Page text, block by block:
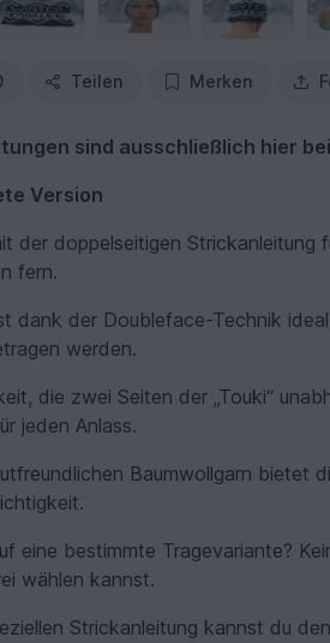
Teilen Merken
sind ausschließlich hier
Version
der doppelseitigen Strickanleitung
fern.
dank der Doubleface-Technik
werden.
die zwei Seiten der „Touki“
jeden Anlass.
Baumwollgarn bietet
eine bestimmte Tragevariante?
wählen kannst.
Strickanleitung kannst du